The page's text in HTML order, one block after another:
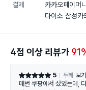
결제
카카오페이머
다이소 삼성
4점 이상 리뷰가
별점 5점 5 두께 보
매번 쿠팡에서 샀었는데,